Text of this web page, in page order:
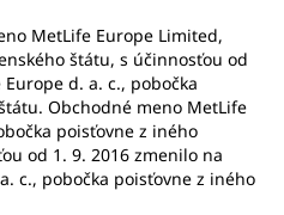
MetLife Europe Limited,
štátu, s účinnosťou od
d. a. c., pobočka
Obchodné meno MetLife
poisťovne z iného
od 1. 9. 2016 zmenilo na
c., pobočka poisťovne z iného